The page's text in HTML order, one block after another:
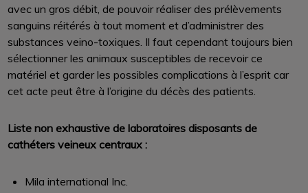
avec un gros débit, de pouvoir réaliser des prélèvements
sanguins réitérés à tout moment et d’administrer des
substances veino-toxiques. Il faut cependant toujours bien
sélectionner les animaux susceptibles de recevoir ce
matériel et garder les possibles complications à l’esprit car
cet acte peut être à l’origine du décès des patients.
Liste non exhaustive de laboratoires disposants de
cathéters veineux centraux :
Mila international Inc.